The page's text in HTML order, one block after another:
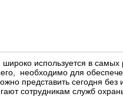
используется в самых
необходимо для
представить сегодня без
сотрудникам служб